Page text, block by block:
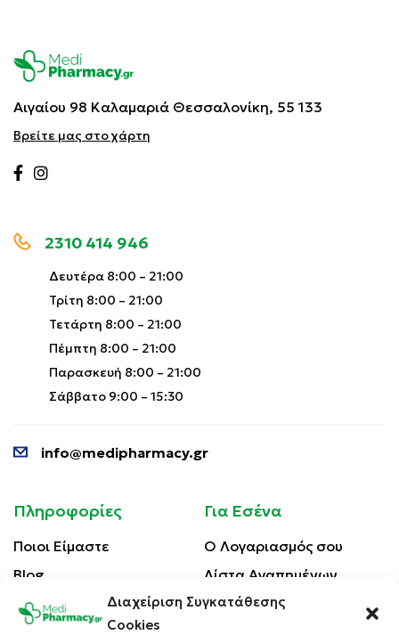
Διαχείριση Συγκατάθεσης
Cookies
Αιγαίου 98 Καλαμαριά Θεσσαλονίκη, 55 133
Βρείτε μας στο χάρτη
2310 414 946
Δευτέρα 8:00 – 21:00
Τρίτη 8:00 – 21:00
Τετάρτη 8:00 – 21:00
Πέμπτη 8:00 – 21:00
Παρασκευή 8:00 – 21:00
Σάββατο 9:00 – 15:30
info@medipharmacy.gr
Πληροφορίες
Ποιοι Είμαστε
Blog
Επικοινωνία
Για Εσένα
Ο Λογαριασμός σου
Λίστα Αγαπημένων
Οι Παραγγελίες σου